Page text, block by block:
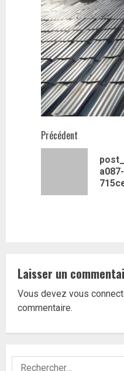
Navigation
Précédent
Laisser un
Vous devez vous
commentaire.
Rechercher :